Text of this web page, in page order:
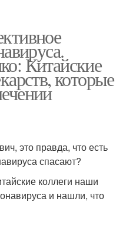
Китайские
которые
это правда, что есть
спасают?
коллеги наши
и нашли, что